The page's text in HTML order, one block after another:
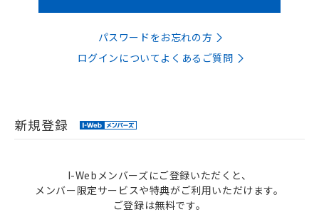
パスワードをお忘れの方
ログインについてよくあるご質問
新規登録
I-Webメンバーズにご登録いただくと、
メンバー限定サービスや特典がご利用いただけます。
ご登録は無料です。